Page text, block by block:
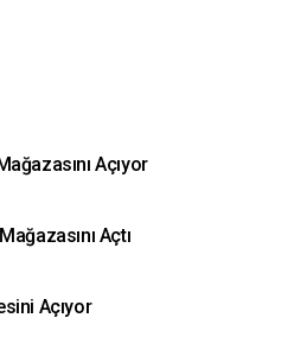
Açıyor
Açtı
Açıyor